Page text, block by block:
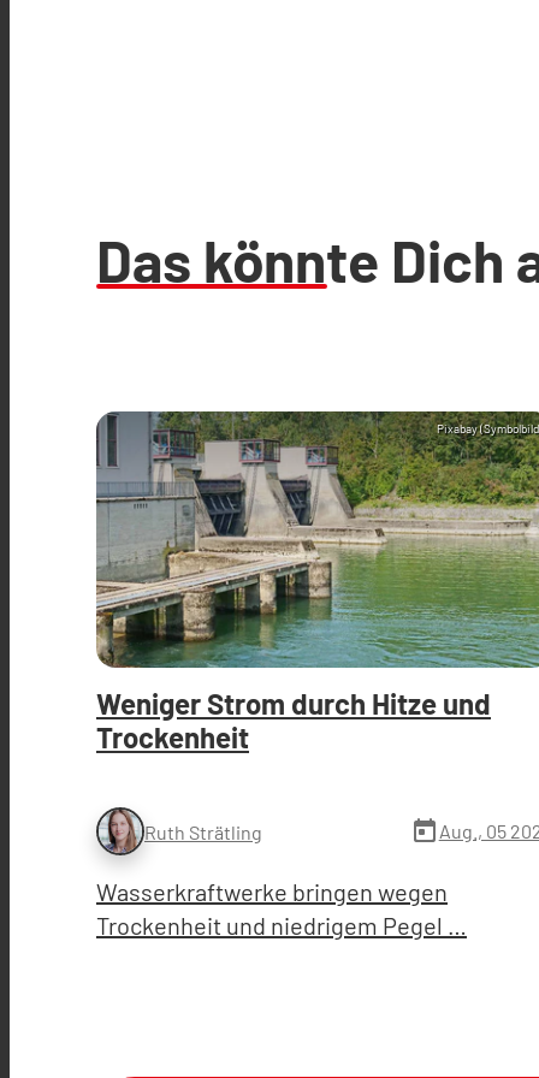
Das könnte Dich
Pixabay
Weniger Strom durch Hitze und
Trockenheit
Ruth Strätling today Aug., 05
Wasserkraftwerke bringen wegen
Trockenheit und niedrigem Pegel …